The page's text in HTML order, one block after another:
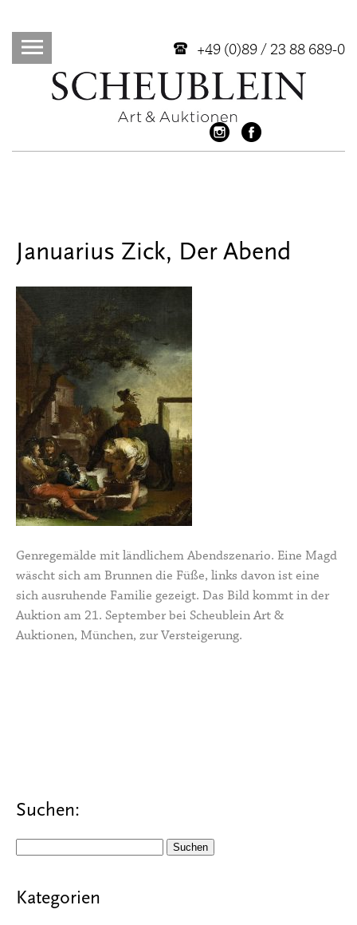
+49 (0)89 / 23 88 689-0
Januarius Zick, Der Abend
Genregemälde mit ländlichem Abendszenario. Eine Magd
wäscht sich am Brunnen die Füße, links davon ist eine
sich ausruhende Familie gezeigt. Das Bild kommt in der
Auktion am 21. September bei Scheublein Art &
Auktionen, München, zur Versteigerung.
Suchen:
Kategorien